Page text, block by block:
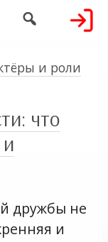

и роли
что
дружбы не
и